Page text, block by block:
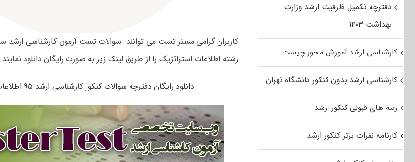
رشته اطلاعات استراتژیک را از طریق لینک زیر به صورت رایگان دانلود نمایند.
دانلود رایگان دفترچه سوالات کنکور کارشناسی ارشد ۹۵ اطلاعات استراتژیک
دفترچه تکمیل ظرفیت ارشد وزارت
بهداشت ۱۴۰۳
کارشناسی ارشد آموزش محور چیست
کارشناسی ارشد بدون کنکور دانشگاه تهران
رتبه های قبولی کنکور ارشد
کارنامه نفرات برتر کنکور ارشد